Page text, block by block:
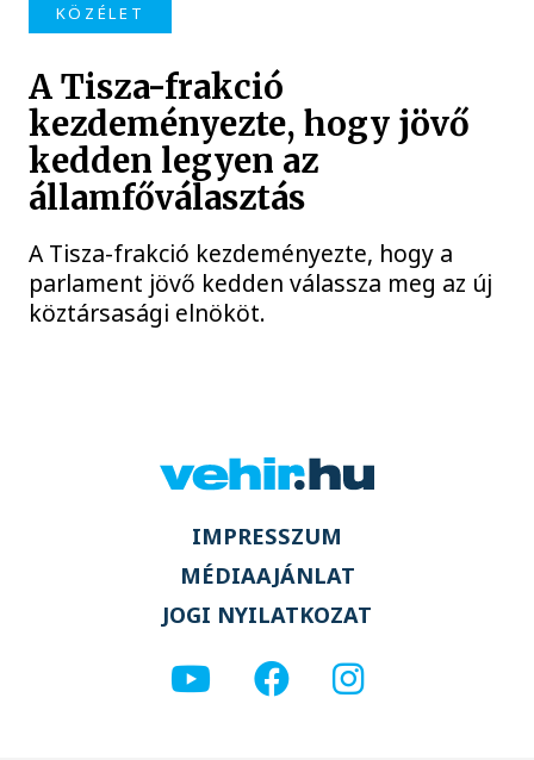
KÖZÉLET
A Tisza-frakció
kezdeményezte, hogy jövő
kedden legyen az
államfőválasztás
A Tisza-frakció kezdeményezte, hogy a
parlament jövő kedden válassza meg az új
köztársasági elnököt.
IMPRESSZUM
MÉDIAAJÁNLAT
JOGI NYILATKOZAT